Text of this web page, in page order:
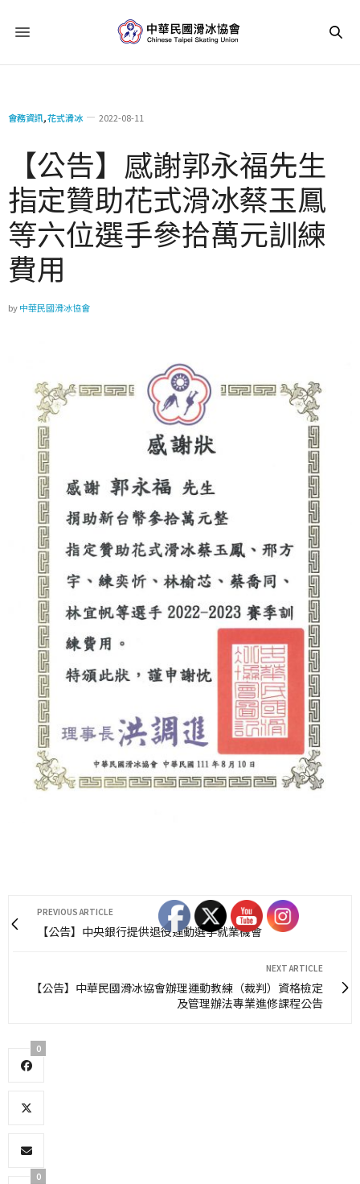
會務資訊,花式滑冰 2022-08-11
【公告】感謝郭永福先生
指定贊助花式滑冰蔡玉鳳
等六位選手參拾萬元訓練
費用
by中華民國滑冰協會
PREVIOUS ARTICLE
【公告】中央銀行提供退役運動選手就業機會
NEXT ARTICLE
【公告】中華民國滑冰協會辦理運動教練（裁判）資格檢定
及管理辦法專業進修課程公告
0
0